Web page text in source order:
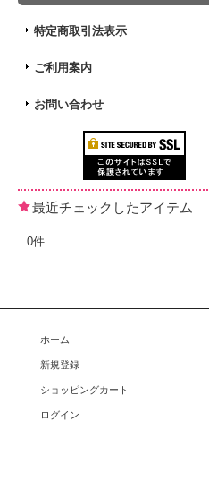
特定商取引法表示
ご利用案内
お問い合わせ
最近チェックしたアイテム
0件
ホーム
新規登録
ショッピングカート
ログイン